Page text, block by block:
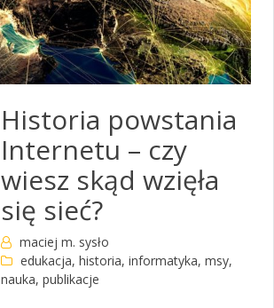
Historia powstania
Internetu – czy
wiesz skąd wzięła
się sieć?
maciej m. sysło
edukacja, historia, informatyka, msy,
nauka, publikacje